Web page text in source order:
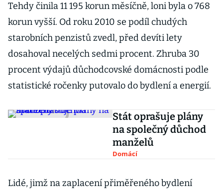
Tehdy činila 11 195 korun měsíčně, loni byla o 768
korun vyšší. Od roku 2010 se podíl chudých
starobních penzistů zvedl, před devíti lety
dosahoval necelých sedmi procent. Zhruba 30
procent výdajů důchodcovské domácnosti podle
statistické ročenky putovalo do bydlení a energií.
Stát oprašuje plány
na společný důchod
manželů
Domácí
Lidé, jimž na zaplacení přiměřeného bydlení